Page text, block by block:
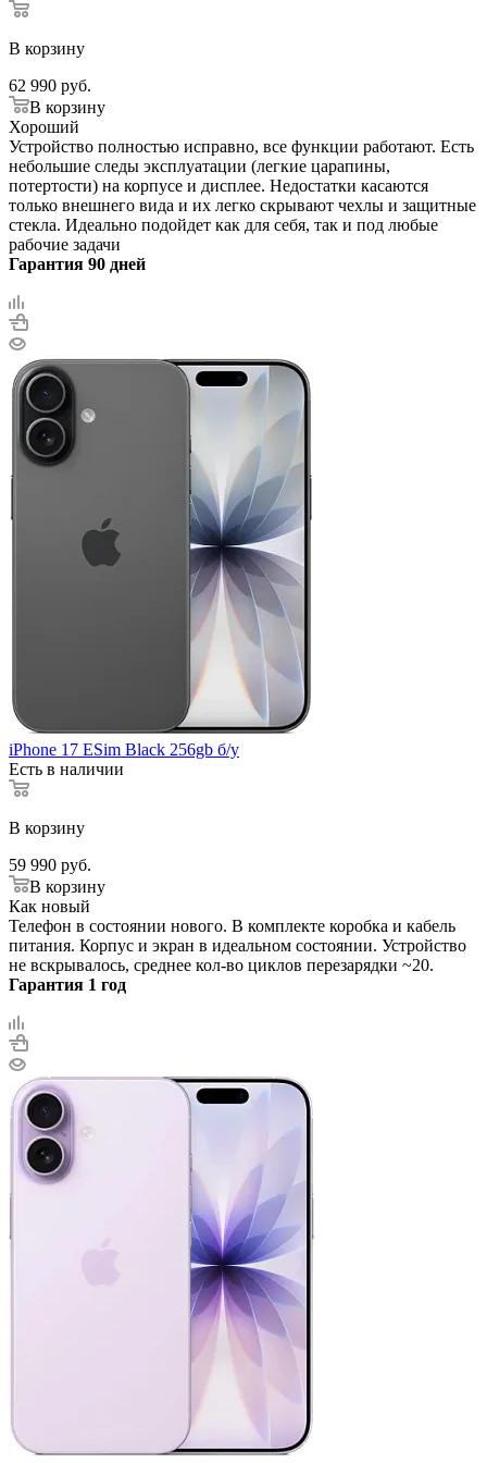
В корзину
62 990 руб.
В корзину
Хороший
Устройство полностью исправно, все функции работают. Есть
небольшие следы эксплуатации (легкие царапины,
потертости) на корпусе и дисплее. Недостатки касаются
только внешнего вида и их легко скрывают чехлы и защитные
стекла. Идеально подойдет как для себя, так и под любые
рабочие задачи
Гарантия 90 дней
iPhone 17 ESim Black 256gb б/у
Есть в наличии
В корзину
59 990 руб.
В корзину
Как новый
Телефон в состоянии нового. В комплекте коробка и кабель
питания. Корпус и экран в идеальном состоянии. Устройство
не вскрывалось, среднее кол-во циклов перезарядки ~20.
Гарантия 1 год